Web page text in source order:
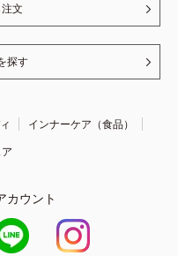
文
探す
インナーケア（食品）
カウント